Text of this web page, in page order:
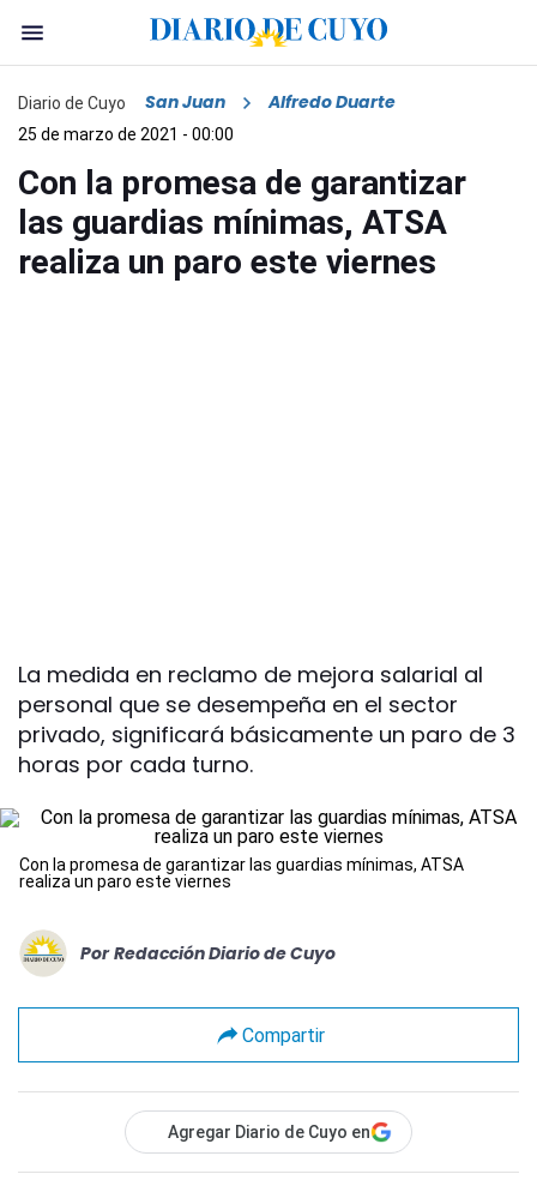
Diario de Cuyo San Juan Alfredo Duarte
25 de marzo de 2021 - 00:00
Con la promesa de garantizar
las guardias mínimas, ATSA
realiza un paro este viernes
La medida en reclamo de mejora salarial al
personal que se desempeña en el sector
privado, significará básicamente un paro de 3
horas por cada turno.
Con la promesa de garantizar las guardias mínimas, ATSA
realiza un paro este viernes
Por Redacción Diario de Cuyo
Compartir
Agregar Diario de Cuyo en